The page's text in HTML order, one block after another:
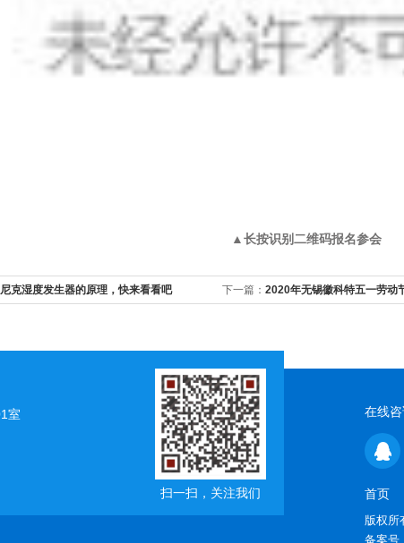
▲长按识别二维码报名参会
克湿度发生器的原理，快来看看吧 下一篇： 2020年无锡徽科特五一劳动
室
扫一扫，关注我们
在线
首页
版权所
备案号